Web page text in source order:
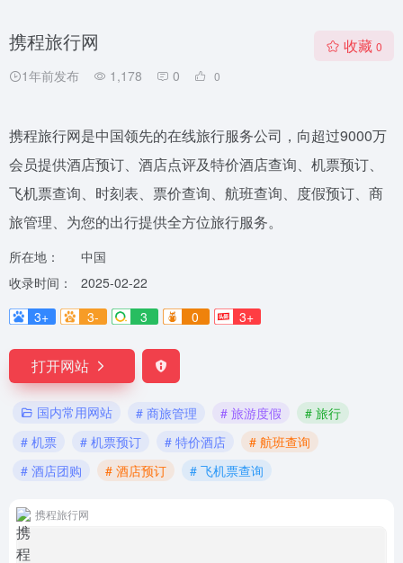
携程旅行网
1年前发布 1,178 0 0
收藏 0
携程旅行网是中国领先的在线旅行服务公司，向超过9000万
会员提供酒店预订、酒店点评及特价酒店查询、机票预订、
飞机票查询、时刻表、票价查询、航班查询、度假预订、商
旅管理、为您的出行提供全方位旅行服务。
所在地：
中国
收录时间：
2025-02-22
3+
3- 3 0 3+
打开网站
国内常用网站 # 商旅管理 # 旅游度假
# 旅行
# 机票
# 机票预订 # 特价酒店
# 航班查询
# 酒店团购
# 酒店预订 # 飞机票查询
携程旅行网